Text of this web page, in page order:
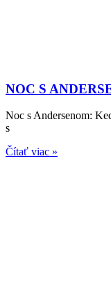
NOC S
Noc s Andersenom:
s
Čítať viac »